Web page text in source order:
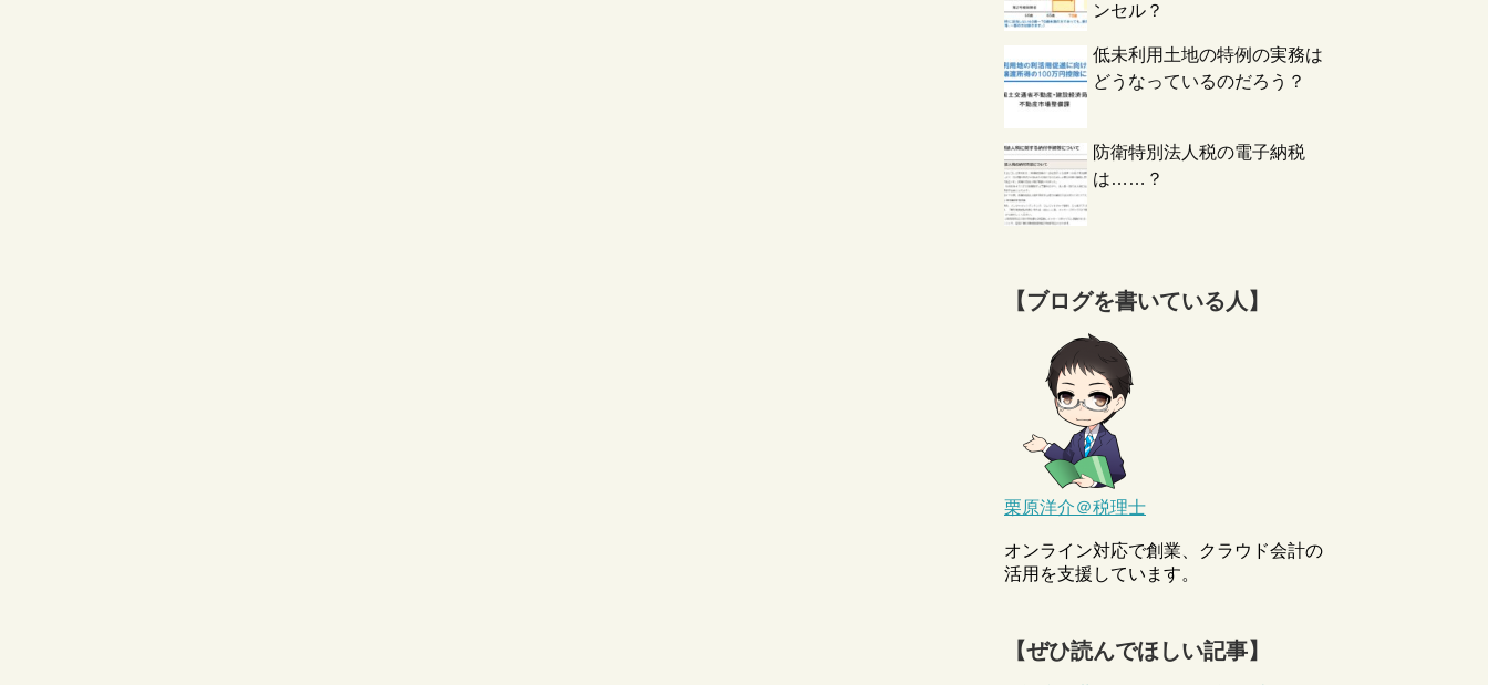
ンセル？
低未利用土地の特例の実務は
どうなっているのだろう？
防衛特別法人税の電子納税
は……？
【ブログを書いている人】
栗原洋介＠税理士
オンライン対応で創業、クラウド会計の
活用を支援しています。
【ぜひ読んでほしい記事】